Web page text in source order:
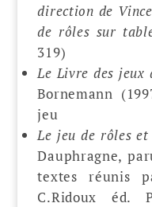
direction de
de rôles sur
319)
Le Livre des jeux
Bornemann
jeu
Le jeu de rôles
Dauphragne,
textes réunis
C.Ridoux éd.